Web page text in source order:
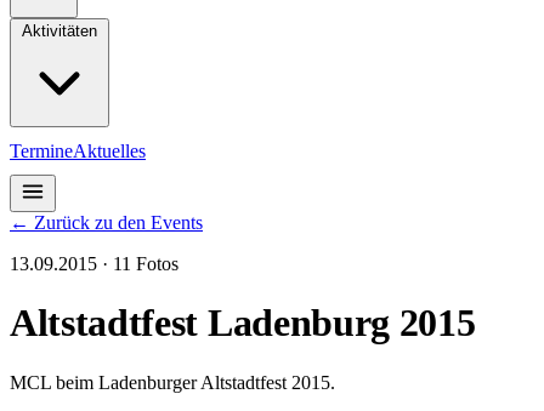
TermineAktuelles
← Zurück zu den Events
13.09.2015 · 11 Fotos
Altstadtfest Ladenburg 2015
MCL beim Ladenburger Altstadtfest 2015.